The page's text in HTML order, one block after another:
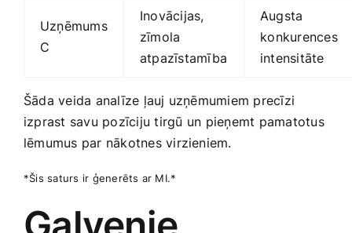
Uzņēmums‌
C
Inovācijas,
zīmola
atpazīstamība
Augsta
⁣konkurences
intensitāte
Šāda veida analīze ļauj uzņēmumiem precīzi
izprast savu pozīciju tirgū un⁢ pieņemt pamatotus
lēmumus par​ nākotnes virzieniem.
*Šis saturs ir ģenerēts ar MI.*